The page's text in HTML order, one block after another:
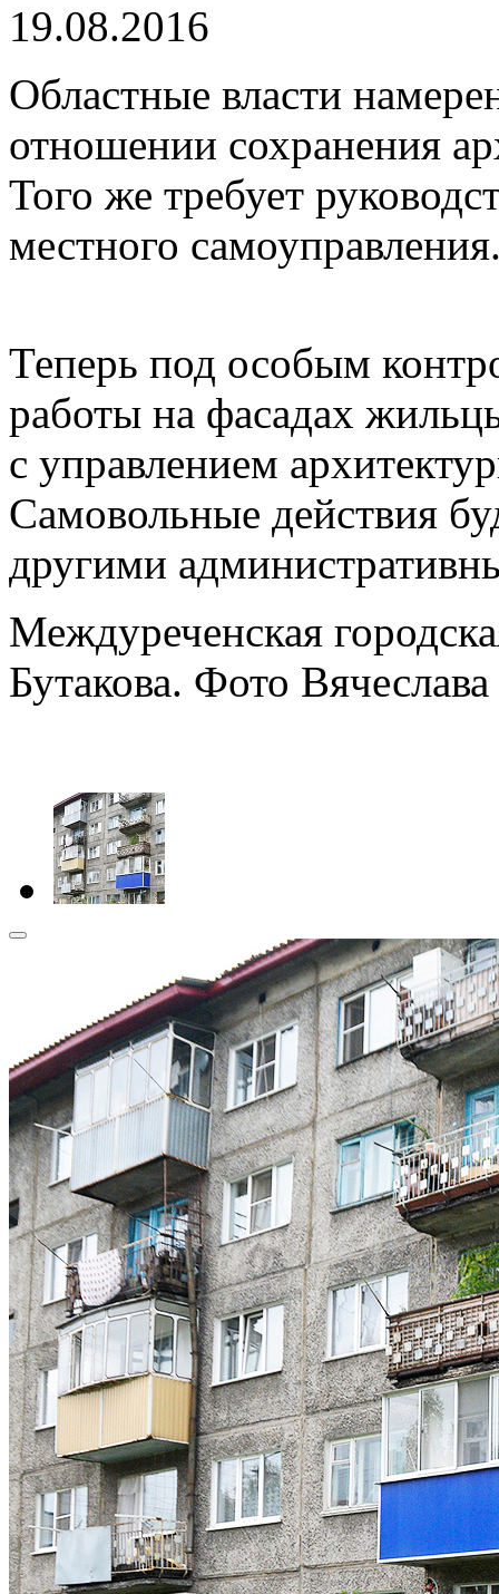
19.08.2016
Областные власти
отношении сохранения
Того же требует
местного
Теперь под особым
работы на фасадах
с управлением
Самовольные действия
другими
Междуреченская
Бутакова. Фото Вячеслава